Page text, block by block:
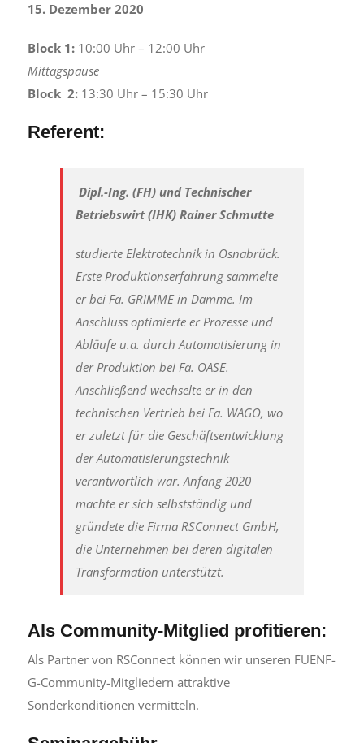
15. Dezember 2020
Block 1: 10:00 Uhr – 12:00 Uhr
Mittagspause
Block 2: 13:30 Uhr – 15:30 Uhr
Referent:
Dipl.-Ing. (FH) und Technischer
Betriebswirt (IHK) Rainer Schmutte
studierte Elektrotechnik in Osnabrück.
Erste Produktionserfahrung sammelte
er bei Fa. GRIMME in Damme. Im
Anschluss optimierte er Prozesse und
Abläufe u.a. durch Automatisierung in
der Produktion bei Fa. OASE.
Anschließend wechselte er in den
technischen Vertrieb bei Fa. WAGO, wo
er zuletzt für die Geschäftsentwicklung
der Automatisierungstechnik
verantwortlich war. Anfang 2020
machte er sich selbstständig und
gründete die Firma RSConnect GmbH,
die Unternehmen bei deren digitalen
Transformation unterstützt.
Als Community-Mitglied profitieren:
Als Partner von RSConnect können wir unseren FUENF-
G-Community-Mitgliedern attraktive
Sonderkonditionen vermitteln.